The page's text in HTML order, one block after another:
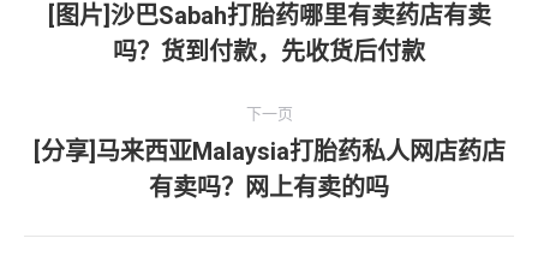
章
上
一
[图片]沙巴Sabah打胎药哪里有卖药店有卖
吗？货到付款，先收货后付款
下一页
一
文
[分享]马来西亚Malaysia打胎药私人网店药店
有卖吗？网上有卖的吗